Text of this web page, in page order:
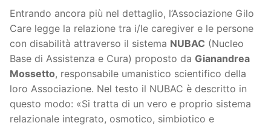
Entrando ancora più nel dettaglio, l’Associazione Gilo
Care legge la relazione tra i/le caregiver e le persone
con disabilità attraverso il sistema NUBAC (Nucleo
Base di Assistenza e Cura) proposto da Gianandrea
Mossetto, responsabile umanistico scientifico della
loro Associazione. Nel testo il NUBAC è descritto in
questo modo: «Si tratta di un vero e proprio sistema
relazionale integrato, osmotico, simbiotico e